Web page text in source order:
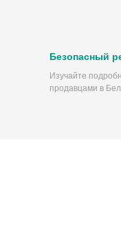
Безопасный
Изучайте
продавцами в